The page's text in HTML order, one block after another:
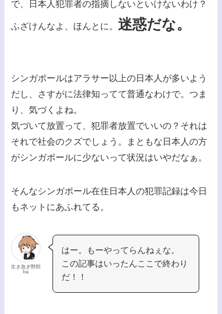
で、日本人犯罪者の指摘しないといけないわけ？
ふざけんなよ、ほんとに。 迷惑だな。
シンガポールはアラサー以上の日本人が多いよう
だし、さすがに法律知ってて普通なわけで。つま
り、気づくよね。
気づいて放置って、犯罪者放置でいいの？それは
それで社会のクズでしょう。まともな日本人の方
がシンガポールに少ないって状況はいやだなぁ。
そんなシンガポール在住日本人の犯罪記録は今日
もネットにあふれてる。
生き急ぎ野郎
Ira
はー。もーやってらんねぇな。
この記事はいったんここで終わり
だ！！